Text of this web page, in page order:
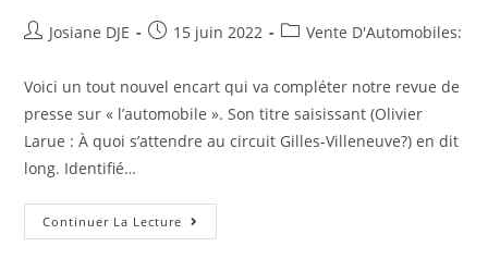
Auteur/autrice
la
publication :
Josiane DJE
Post15 juin 2022
PostVente D'Automobiles:
Voici un tout nouvel encart qui va compléter notre revue de
presse sur « l’automobile ». Son titre saisissant (Olivier
Larue : À quoi s’attendre au circuit Gilles-Villeneuve?) en dit
long. Identifié…
Continuer La Lecture Editorial
Tout